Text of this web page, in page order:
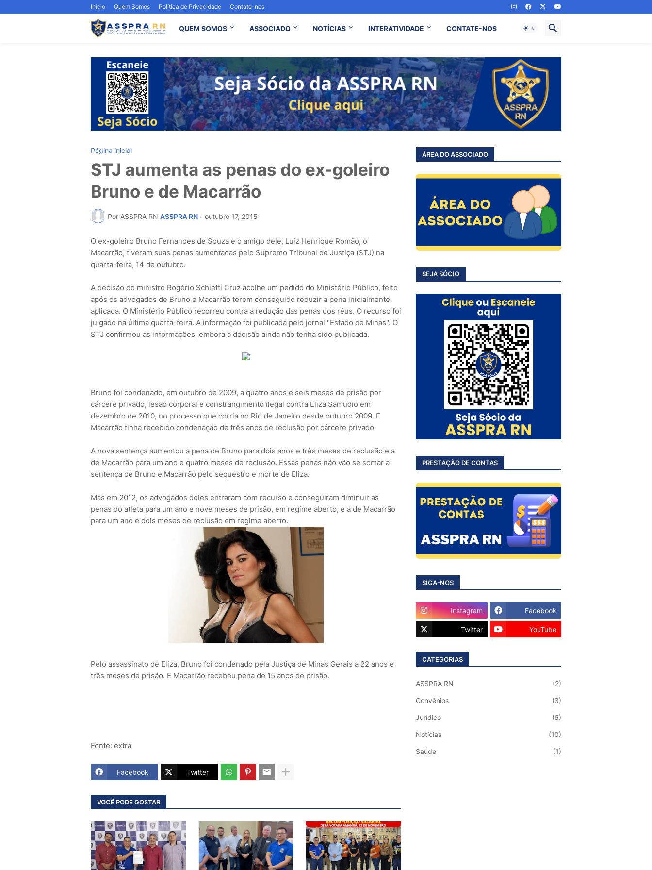
Início Quem Somos Política de Privacidade Contate-nos
QUEM SOMOS ASSOCIADO NOTÍCIAS INTERATIVIDADE CONTATE-NOS
Página inicial
STJ aumenta as penas do ex-goleiro
Bruno e de Macarrão
Por ASSPRA RN ASSPRA RN - outubro 17, 2015
O ex-goleiro Bruno Fernandes de Souza e o amigo dele, Luiz Henrique Romão, o
Macarrão, tiveram suas penas aumentadas pelo Supremo Tribunal de Justiça (STJ) na
quarta-feira, 14 de outubro.
A decisão do ministro Rogério Schietti Cruz acolhe um pedido do Ministério Público, feito
após os advogados de Bruno e Macarrão terem conseguido reduzir a pena inicialmente
aplicada. O Ministério Público recorreu contra a redução das penas dos réus. O recurso foi
julgado na última quarta-feira. A informação foi publicada pelo jornal "Estado de Minas". O
STJ confirmou as informações, embora a decisão ainda não tenha sido publicada.
Bruno foi condenado, em outubro de 2009, a quatro anos e seis meses de prisão por
cárcere privado, lesão corporal e constrangimento ilegal contra Eliza Samudio em
dezembro de 2010, no processo que corria no Rio de Janeiro desde outubro 2009. E
Macarrão tinha recebido condenação de três anos de reclusão por cárcere privado.
A nova sentença aumentou a pena de Bruno para dois anos e três meses de reclusão e a
de Macarrão para um ano e quatro meses de reclusão. Essas penas não vão se somar a
sentença de Bruno e Macarrão pelo sequestro e morte de Eliza.
Mas em 2012, os advogados deles entraram com recurso e conseguiram diminuir as
penas do atleta para um ano e nove meses de prisão, em regime aberto, e a de Macarrão
para um ano e dois meses de reclusão em regime aberto.
Pelo assassinato de Eliza, Bruno foi condenado pela Justiça de Minas Gerais a 22 anos e
três meses de prisão. E Macarrão recebeu pena de 15 anos de prisão.
Fonte: extra
Facebook Twitter
VOCÊ PODE GOSTAR
ÁREA DO ASSOCIADO
SEJA SÓCIO
PRESTAÇÃO DE CONTAS
SIGA-NOS
Instagram Facebook
Twitter YouTube
CATEGORIAS
ASSPRA RN (2)
Convênios (3)
Jurídico (6)
Notícias (10)
Saúde (1)